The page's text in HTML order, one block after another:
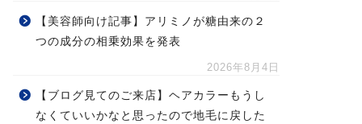
【美容師向け記事】アリミノが糖由来の２
つの成分の相乗効果を発表
2026年8月4日
【ブログ見てのご来店】ヘアカラーもうし
なくていいかなと思ったので地毛に戻した